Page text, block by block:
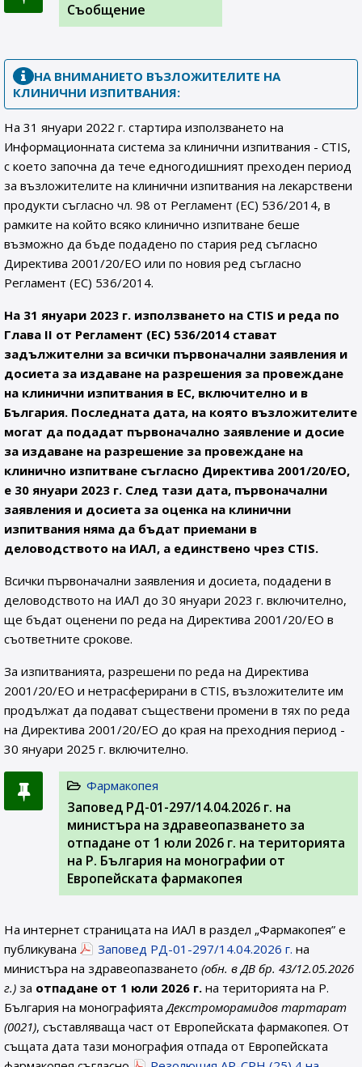
Съобщение
НА ВНИМАНИЕТО ВЪЗЛОЖИТЕЛИТЕ НА
КЛИНИЧНИ ИЗПИТВАНИЯ:
На 31 януари 2022 г. стартира използването на
Информационната система за клинични изпитвания - CTIS,
с което започна да тече едногодишният преходен период
за възложителите на клинични изпитвания на лекарствени
продукти съгласно чл. 98 от Регламент (ЕС) 536/2014, в
рамките на който всяко клинично изпитване беше
възможно да бъде подадено по стария ред съгласно
Директива 2001/20/ЕО или по новия ред съгласно
Регламент (ЕС) 536/2014.
На 31 януари 2023 г. използването на CTIS и реда по
Глава II от Регламент (ЕС) 536/2014 стават
задължителни за всички първоначални заявления и
досиета за издаване на разрешения за провеждане
на клинични изпитвания в ЕС, включително и в
България. Последната дата, на която възложителите
могат да подадат първоначално заявление и досие
за издаване на разрешение за провеждане на
клинично изпитване съгласно Директива 2001/20/ЕО,
е 30 януари 2023 г. След тази дата, първоначални
заявления и досиета за оценка на клинични
изпитвания няма да бъдат приемани в
деловодството на ИАЛ, а единствено чрез CTIS.
Всички първоначални заявления и досиета, подадени в
деловодството на ИАЛ до 30 януари 2023 г. включително,
ще бъдат оценени по реда на Директива 2001/20/ЕО в
съответните срокове.
За изпитванията, разрешени по реда на Директива
2001/20/ЕО и нетрасферирани в CTIS, възложителите им
продължат да подават съществени промени в тях по реда
на Директива 2001/20/ЕО до края на преходния период -
30 януари 2025 г. включително.
Фармакопея
Заповед РД-01-297/14.04.2026 г. на
министъра на здравеопазването за
отпадане от 1 юли 2026 г. на територията
на Р. България на монографии от
Европейската фармакопея
На интернет страницата на ИАЛ в раздел „Фармакопея” е
публикувана
Заповед РД-01-297/14.04.2026 г. на
министъра на здравеопазването (обн. в ДВ бр. 43/12.05.2026
г.) за отпадане от 1 юли 2026 г. на територията на Р.
България на монографиятаДекстроморамидов тартaрат
(0021), съставляваща част от Европейската фармакопея. От
същата дата тази монография отпада от Европейската